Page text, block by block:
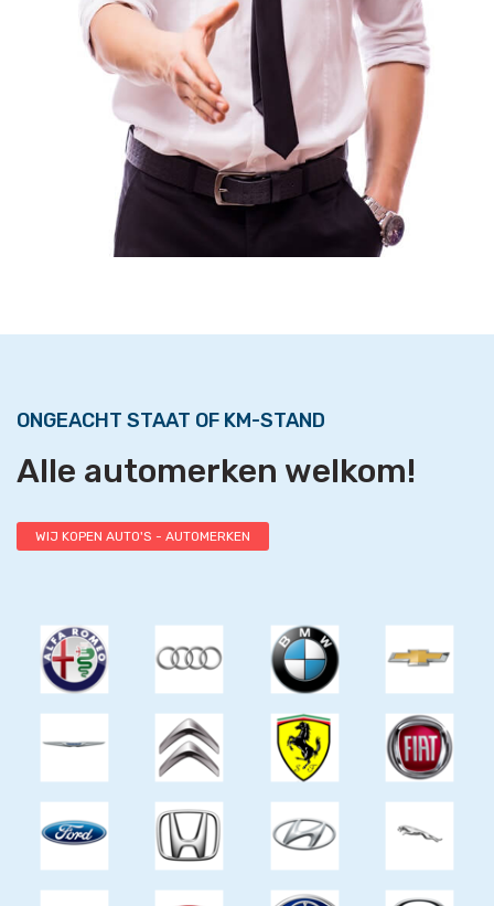
ONGEACHT STAAT OF KM-STAND
Alle automerken welkom!
WIJ KOPEN AUTO'S - AUTOMERKEN